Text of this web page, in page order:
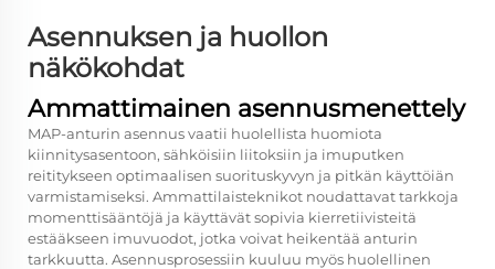
Asennuksen ja huollon
näkökohdat
Ammattimainen asennusmenettely
MAP-anturin asennus vaatii huolellista huomiota
kiinnitysasentoon, sähköisiin liitoksiin ja imuputken
reititykseen optimaalisen suorituskyvyn ja pitkän käyttöiän
varmistamiseksi. Ammattilaisteknikot noudattavat tarkkoja
momenttisääntöjä ja käyttävät sopivia kierretiivisteitä
estääkseen imuvuodot, jotka voivat heikentää anturin
tarkkuutta. Asennusprosessiin kuuluu myös huolellinen